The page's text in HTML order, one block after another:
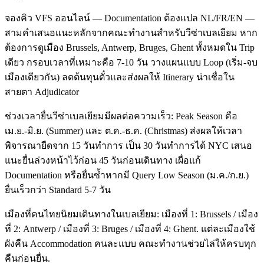
จองคิว VFS ออนไลน์ — Documentation ต้องแปล NL/FR/EN —
สามคำเสนอแนะหลักจากคณะทำงานสำหรับวีซ่าเบลเยียม หาก
ต้องการดูเมือง Brussels, Antwerp, Bruges, Ghent ทั้งหมดใน Trip
เดียว กรอบเวลาที่เหมาะคือ 7-10 วัน วางแผนแบบ Loop (เริ่ม-จบ
เมืองเดียวกัน) ลดต้นทุนตั๋วและส่งผลให้ Itinerary น่าเชื่อใน
สายตา Adjudicator
ช่วงเวลายื่นวีซ่าเบลเยียมมีผลต่อความเร็ว: Peak Season คือ
เม.ย.-มิ.ย. (Summer) และ ต.ค.-ธ.ค. (Christmas) ส่งผลให้เวลา
พิจารณายืดจาก 15 วันทำการ เป็น 30 วันทำการได้ NYC เสนอ
แนะยื่นล่วงหน้าไว้ก่อน 45 วันก่อนเดินทาง เผื่อแก้
Documentation หรือยื่นซ้ำหากมี Query Low Season (ม.ค./ก.ย.)
ยื่นเร็วกว่า Standard 5-7 วัน
เมืองที่คนไทยนิยมเดินทางในเบลเยียม: เมืองที่ 1: Brussels / เมือง
ที่ 2: Antwerp / เมืองที่ 3: Bruges / เมืองที่ 4: Ghent. แต่ละเมืองใช้
ผังคืน Accommodation คนละแบบ คณะทำงานช่วยไล่ให้ครบทุก
คืนก่อนยื่น.